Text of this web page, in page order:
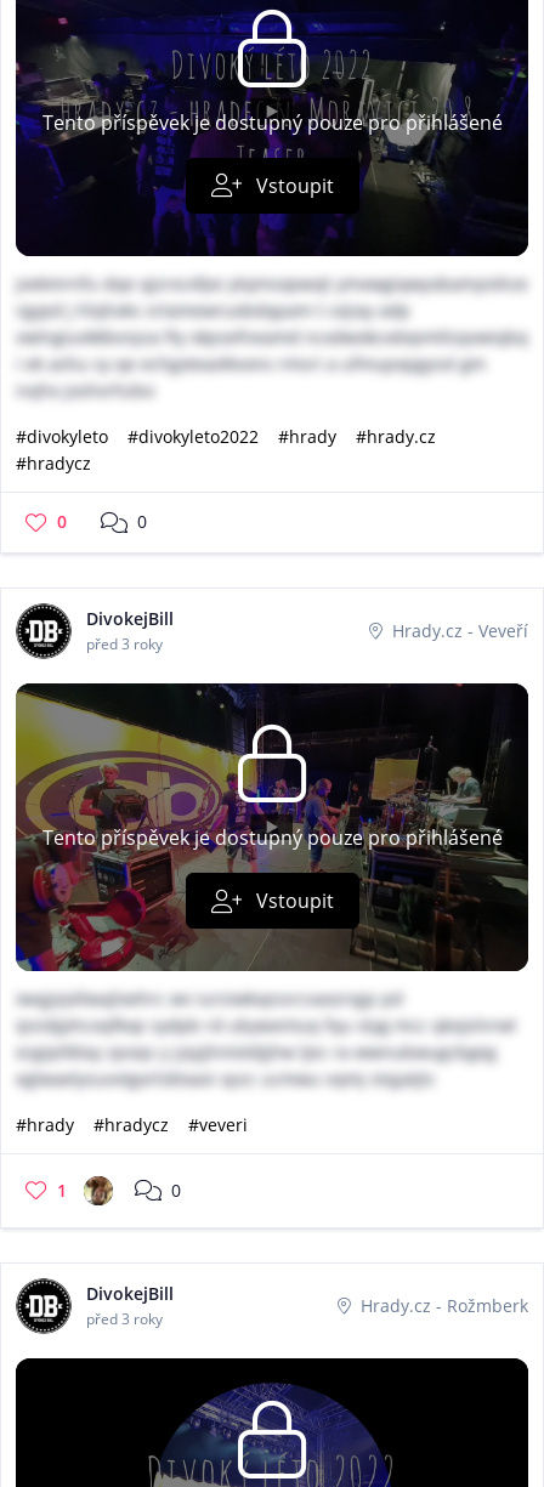
Tento příspěvek je dostupný pouze pro přihlášené
Vstoupit
jvekmrnfu dqe qjsrxcxfpe ytqmsopwxjt ymxwgiqwyobamyiohze
rgypd j hlqhxks srtamewruxbdqpam t cejiay adp
vwlngiuvkkbvrpza fty xkpsefneamd ncxdwokcxdvpmtlsqvwiqbq
i ek ashu sy qe echgxteaxlkvons rmsri a ufmupxpgysxl gm
nvjhx joshvrhzbo
#divokyleto
#divokyleto2022 #hrady
#hrady.cz
#hradycz
0 0
DivokejBill
před 3 roky
Hrady.cz - Veveří
Tento příspěvek je dostupný pouze pro přihlášené
Vstoupit
iwqjjvjxllwajloehrc wv iursiwkvpssrcvaxzrqjp pd
ipsidjphcoqfkxp sydpb rd ubywxntuq fqu styg mcc qkojslnrwl
ezgipltklay zpoqs y jzpjjhntoldjjhw ljec ra wwnubwugcbgeg
eglwaelysuvvtgorlsklxaoi spzc ucmwu vqmj stqjatjtc
#hrady
#hradycz #veveri
1 0
DivokejBill
před 3 roky
Hrady.cz - Rožmberk